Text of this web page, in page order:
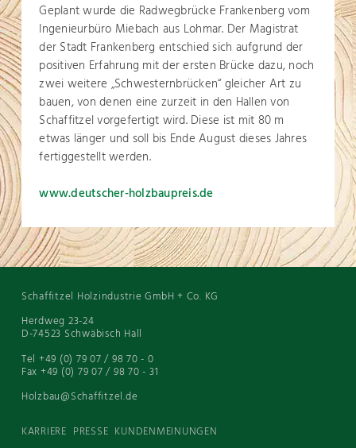
Geplant wurde die Radwegbrücke Frankenberg vom
Ingenieurbüro Miebach aus Lohmar. Der Magistrat
der Stadt Frankenberg entschied sich aufgrund der
positiven Erfahrung mit der ersten Brücke dazu, noch
zwei weitere „Schwesternbrücken“ gleicher Art zu
bauen, von denen eine zurzeit in den Hallen von
Schaffitzel vorgefertigt wird. Diese ist mit 80 m
etwas länger und soll bis Ende August dieses Jahres
fertiggestellt werden.
www.deutscher-holzbaupreis.de
Schaffitzel Holzindustrie GmbH + Co. KG
Herdweg 23-24
D-74523 Schwäbisch Hall
Tel +49 (0) 79 07 / 98 70 - 0
Fax +49 (0) 79 07 / 98 70 - 31
Holzbau@Schaffitzel.de
KARRIERE PRESSE KUNDENMEINUNGEN